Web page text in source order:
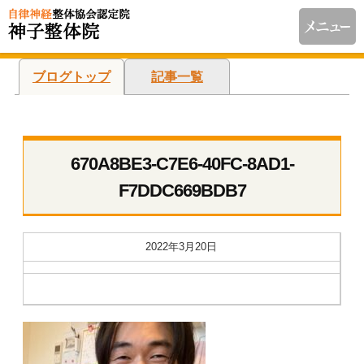
ブログトップ 記事一覧
670A8BE3-C7E6-40FC-8AD1-
F7DDC669BDB7
2022年3月20日